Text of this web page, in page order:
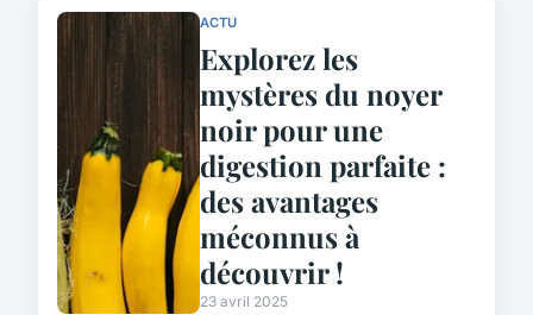
ACTU
Explorez les
mystères du noyer
noir pour une
digestion parfaite :
des avantages
méconnus à
découvrir !
23 avril 2025